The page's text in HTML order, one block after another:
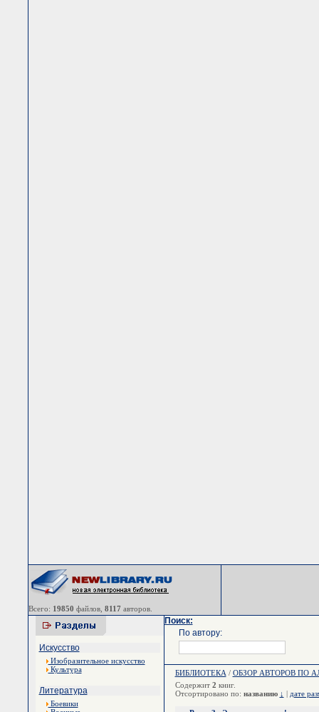
Всего: 19850 файлов, 8117 авторов.
Искусство
Изобразительное искусство
Культура
Литература
Боевики
Поиск:
По автору:
БИБЛИОТЕКА / ОБЗОР АВТОРОВ ПО
Содержит 2 книг.
Отсортировано по: названию ↓ | дате